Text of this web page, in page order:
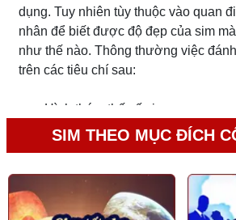
dụng. Tuy nhiên tùy thuộc vào quan
nhân để biết được độ đẹp của sim
như thế nào. Thông thường việc
trên các tiêu chí sau:
Hình thức, thế số sim
Đầu số
Đuôi số
Các số giữa
Thế số: Sự liên kết giữa các cụm
SIM THEO MỤC ĐÍCH